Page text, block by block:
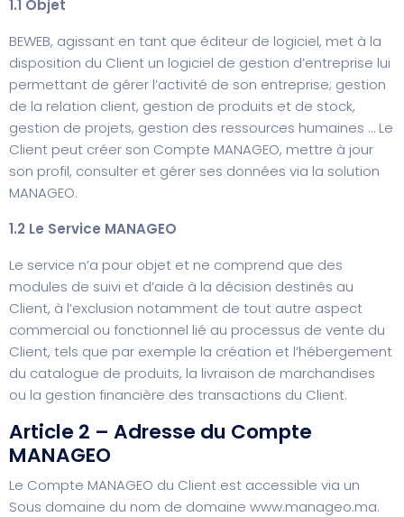
1.1 Objet
BEWEB, agissant en tant que éditeur de logiciel, met à la
disposition du Client un logiciel de gestion d’entreprise lui
permettant de gérer l’activité de son entreprise; gestion
de la relation client, gestion de produits et de stock,
gestion de projets, gestion des ressources humaines … Le
Client peut créer son Compte MANAGEO, mettre à jour
son profil, consulter et gérer ses données via la solution
MANAGEO.
1.2 Le Service MANAGEO
Le service n’a pour objet et ne comprend que des
modules de suivi et d’aide à la décision destinés au
Client, à l’exclusion notamment de tout autre aspect
commercial ou fonctionnel lié au processus de vente du
Client, tels que par exemple la création et l’hébergement
du catalogue de produits, la livraison de marchandises
ou la gestion financière des transactions du Client.
Article 2 – Adresse du Compte
MANAGEO
Le Compte MANAGEO du Client est accessible via un
Sous domaine du nom de domaine www.manageo.ma.